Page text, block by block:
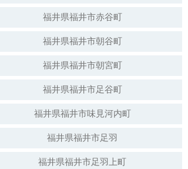
福井県福井市赤谷町
福井県福井市朝谷町
福井県福井市朝宮町
福井県福井市足谷町
福井県福井市味見河内町
福井県福井市足羽
福井県福井市足羽上町